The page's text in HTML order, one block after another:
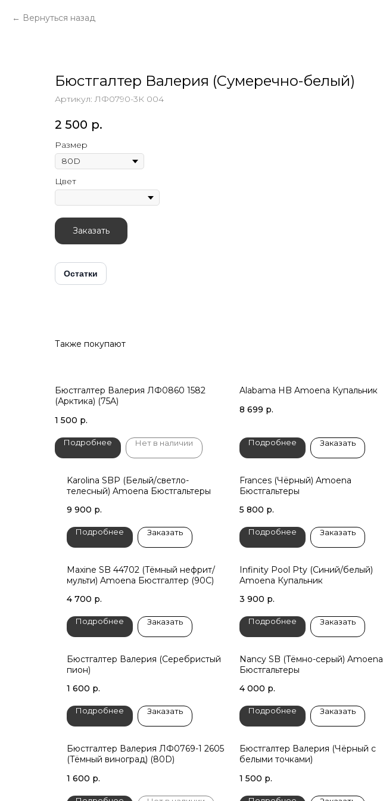
Вернуться назад
Бюстгалтер Валерия (Сумеречно-белый)
Артикул:ЛФ0790-3К 004
2 500 р.
Размер
Цвет
Заказать
Остатки
Также покупают
Бюстгалтер Валерия ЛФ0860 1582
(Арктика) (75A)
1 500 р.
Подробнее Нет в наличии
Alabama HB Amoena Купальник
8 699 р.
Подробнее Заказать
Karolina SBP (Белый/светло-
телесный) Amoena Бюстгальтеры
9 900 р.
Подробнее Заказать
Frances (Чёрный) Amoena
Бюстгальтеры
5 800 р.
Подробнее Заказать
Maxine SB 44702 (Тёмный нефрит/
мульти) Amoena Бюстгалтер (90C)
4 700 р.
Подробнее Заказать
Infinity Pool Pty (Синий/белый)
Amoena Купальник
3 900 р.
Подробнее Заказать
Бюстгалтер Валерия (Серебристый
пион)
1 600 р.
Подробнее Заказать
Nancy SB (Тёмно-серый) Amoena
Бюстгальтеры
4 000 р.
Подробнее Заказать
Бюстгалтер Валерия ЛФ0769-1 2605
(Тёмный виноград) (80D)
1 600 р.
Бюстгалтер Валерия (Чёрный с
белыми точками)
1 500 р.